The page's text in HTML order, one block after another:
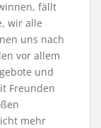
fällt
wir alle
uns nach
vor allem
und
Freunden
mehr